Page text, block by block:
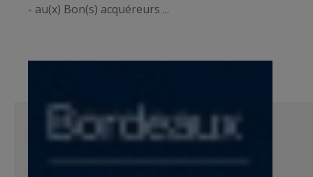
- au(x) Bon(s) acquéreurs ...